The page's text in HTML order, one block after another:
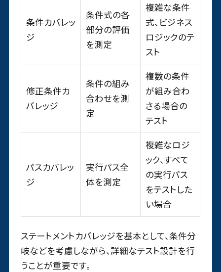
条件カバレッ
ジ
条件式の各
部分の評価
を測定
複雑な条件
式、ビジネス
ロジックのテ
スト
修正条件カ
バレッジ
条件の組み
合わせを測
定
複数の条件
が組み合わ
さる場合の
テスト
パスカバレッ
ジ
実行パス全
体を測定
複雑なロジ
ック、すべて
の実行パス
をテストした
い場合
ステートメントカバレッジを基本として、条件分
岐などを考慮しながら、詳細なテスト設計を行
うことが重要です。